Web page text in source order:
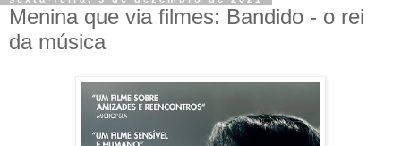
Menina que via filmes: Bandido - o rei
da música